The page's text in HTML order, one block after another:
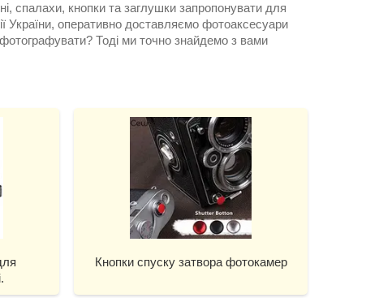
спалахи, кнопки та заглушки запропонувати для
України, оперативно доставляємо фотоаксесуари
Тоді ми точно знайдемо з вами
Кнопки спуску затвора фотокамер